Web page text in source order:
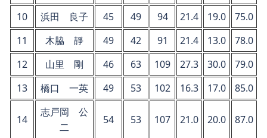
10
浜田 良子 45 49 94 21.4 19.0
75.0
11
木脇 靜 49 42 91 21.4 13.0
78.0
12
山里 剛 46 63 109 27.3 30.0
79.0
13
橋口 一英 49 53 102 16.3 17.0 85.0
14
志戸岡 公
二
54 53 107 21.0 20.0 87.0